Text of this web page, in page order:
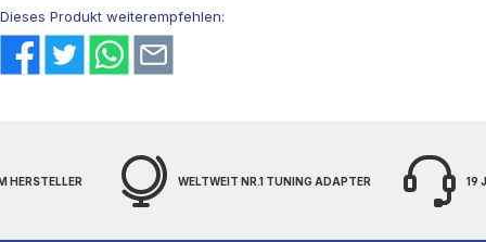
Dieses Produkt weiterempfehlen:
HERSTELLER WELTWEIT NR.1 TUNING ADAPTER 19